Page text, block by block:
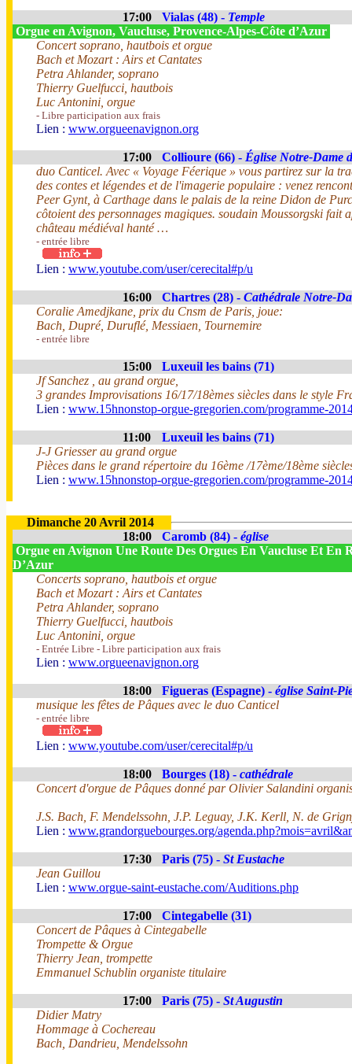
17:00 Vialas (48) - Temple
Orgue en Avignon, Vaucluse, Provence-Alpes-Côte d’Azur
Concert soprano, hautbois et orgue
Bach et Mozart : Airs et Cantates
Petra Ahlander, soprano
Thierry Guelfucci, hautbois
Luc Antonini, orgue
- Libre participation aux frais
Lien : www.orgueenavignon.org
17:00 Collioure (66) - Église Notre-Dame
duo Canticel. Avec « Voyage Féerique » vous partirez sur la
des contes et légendes et de l'imagerie populaire : venez
Peer Gynt, à Carthage dans le palais de la reine Didon de
côtoient des personnages magiques. soudain Moussorgski fait
château médiéval hanté …
- entrée libre
Lien : www.youtube.com/user/cerecital#p/u
16:00 Chartres (28) - Cathédrale Notre-
Coralie Amedjkane, prix du Cnsm de Paris, joue:
Bach, Dupré, Duruflé, Messiaen, Tournemire
- entrée libre
15:00
Luxeuil les bains (71)
Jf Sanchez , au grand orgue,
3 grandes Improvisations 16/17/18èmes siècles dans le style
Lien : www.15hnonstop-orgue-gregorien.com/programme-
11:00
Luxeuil les bains (71)
J-J Griesser au grand orgue
Pièces dans le grand répertoire du 16ème /17ème/18ème
Lien : www.15hnonstop-orgue-gregorien.com/programme-
Dimanche 20 Avril 2014
18:00
Caromb (84) - église
Orgue en Avignon Une Route Des Orgues En Vaucluse Et En
D’Azur
Concerts soprano, hautbois et orgue
Bach et Mozart : Airs et Cantates
Petra Ahlander, soprano
Thierry Guelfucci, hautbois
Luc Antonini, orgue
- Entrée Libre - Libre participation aux frais
Lien : www.orgueenavignon.org
18:00 Figueras (Espagne) - église Saint-
musique les fêtes de Pâques avec le duo Canticel
- entrée libre
Lien : www.youtube.com/user/cerecital#p/u
18:00 Bourges (18) - cathédrale
Concert d'orgue de Pâques donné par Olivier Salandini
J.S. Bach, F. Mendelssohn, J.P. Leguay, J.K. Kerll, N. de
Lien : www.grandorguebourges.org/
17:30 Paris (75) - St Eustache
Jean Guillou
Lien : www.orgue-saint-eustache.com/Auditions.php
17:00
Cintegabelle (31)
Concert de Pâques à Cintegabelle
Trompette & Orgue
Thierry Jean, trompette
Emmanuel Schublin organiste titulaire
17:00 Paris (75) - St Augustin
Didier Matry
Hommage à Cochereau
Bach, Dandrieu, Mendelssohn